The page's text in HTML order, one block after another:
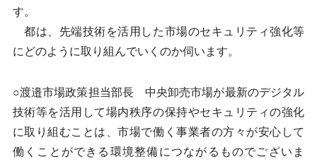
す。
都は、先端技術を活用した市場のセキュリティ強化等
にどのように取り組んでいくのか伺います。
○渡邉市場政策担当部長 中央卸売市場が最新のデジタル
技術等を活用して場内秩序の保持やセキュリティの強化
に取り組むことは、市場で働く事業者の方々が安心して
働くことができる環境整備につながるものでございま